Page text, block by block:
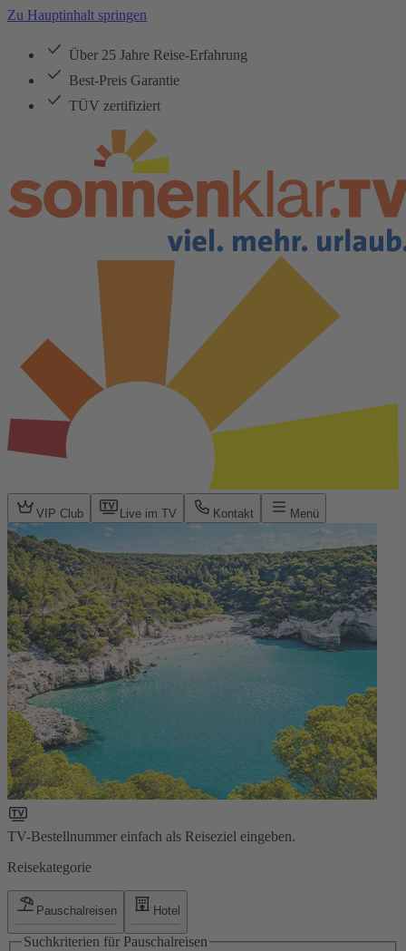
Zu Hauptinhalt springen
Über 25 Jahre Reise-Erfahrung
Best-Preis Garantie
TÜV zertifiziert
VIP Club Live im TV Kontakt Menü
TV-Bestellnummer einfach als Reiseziel eingeben.
Reisekategorie
Pauschalreisen Hotel
Suchkriterien für Pauschalreisen